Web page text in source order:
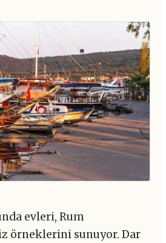
evleri, Rum
örneklerini sunuyor. Dar